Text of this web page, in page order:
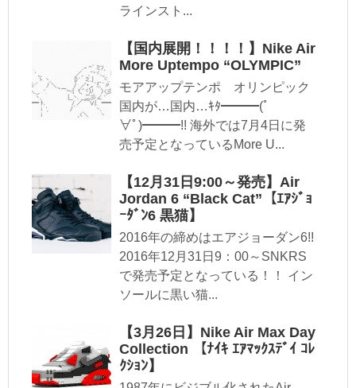
ラインスト...
【国内展開！！！！】Nike Air
More Uptempo “OLYMPIC”
モアアップテンポ オリンピック
国内が…国内…ｷﾀ━━━(ﾟ
∀ﾟ)━━━!! 海外では7月4日に発
売予定となっているMore U...
【12月31日9:00～発売】Air
Jordan 6 “Black Cat”【ｴｱｼﾞｮ
ｰﾀﾞﾝ6 黒猫】
2016年の締めはエアジョーダン6!!
2016年12月31日9：00～SNKRS
で発売予定となっている！！ イン
ソールに黒い猫...
【3月26日】Nike Air Max Day
Collection 【ﾅｲｷ ｴｱﾏｯｸｽﾃﾞｲ ｺﾚ
ｸｼｮﾝ】